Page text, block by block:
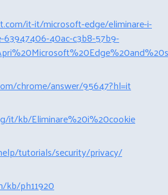
it-it/microsoft-edge/eliminare-i-
40ac-c3b8-57b9-
chrome/answer/95647?hl=it
it/kb/Eliminare%20i%20cookie
tutorials/security/privacy/
kb/ph11920